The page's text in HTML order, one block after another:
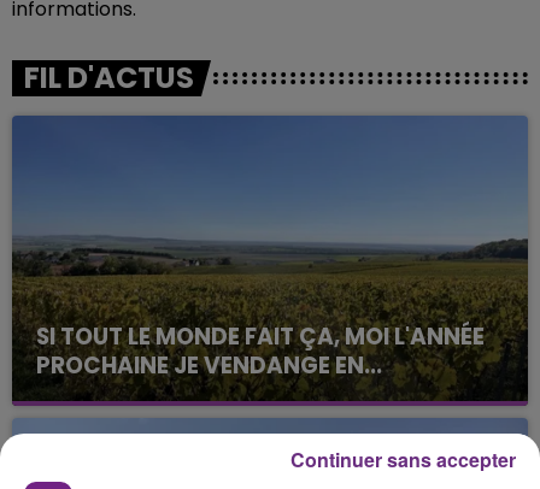
informations.
FIL D'ACTUS
SI TOUT LE MONDE FAIT ÇA, MOI L'ANNÉE
PROCHAINE JE VENDANGE EN...
La vendange en Champagne a débuté ce jeudi 6
août dans la commune de Montgueux (Aube). Du
Continuer sans accepter